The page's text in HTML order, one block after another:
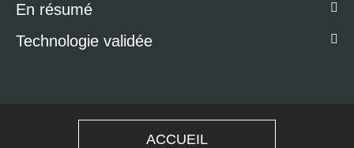
En résumé
Technologie validée
ACCUEIL